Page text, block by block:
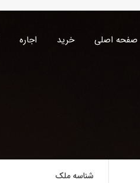
صفحه اصلی خرید اجاره
شناسه ملک